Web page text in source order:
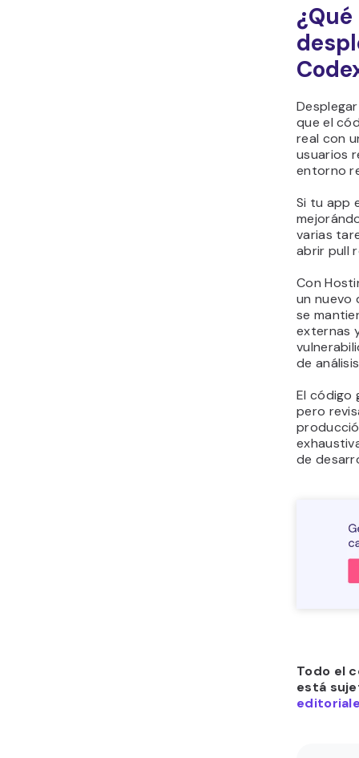
que el
real con
usuarios
entorno
Si tu app
varias
abrir pull
Con
un nuevo
se
externas
de
El código
pero
de
Todo el
está